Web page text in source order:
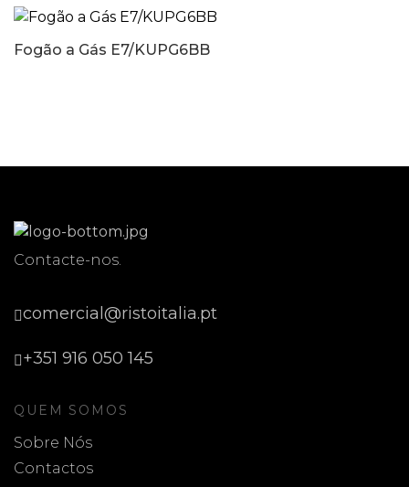
Fogão a Gás E7/KUPG6BB
Contacte-nos.
comercial@ristoitalia.pt
+351 916 050 145
QUEM SOMOS
Sobre Nós
Contactos